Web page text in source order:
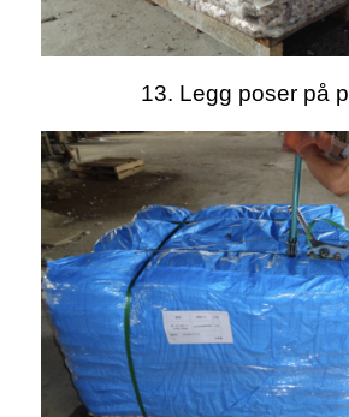
13. Legg poser på